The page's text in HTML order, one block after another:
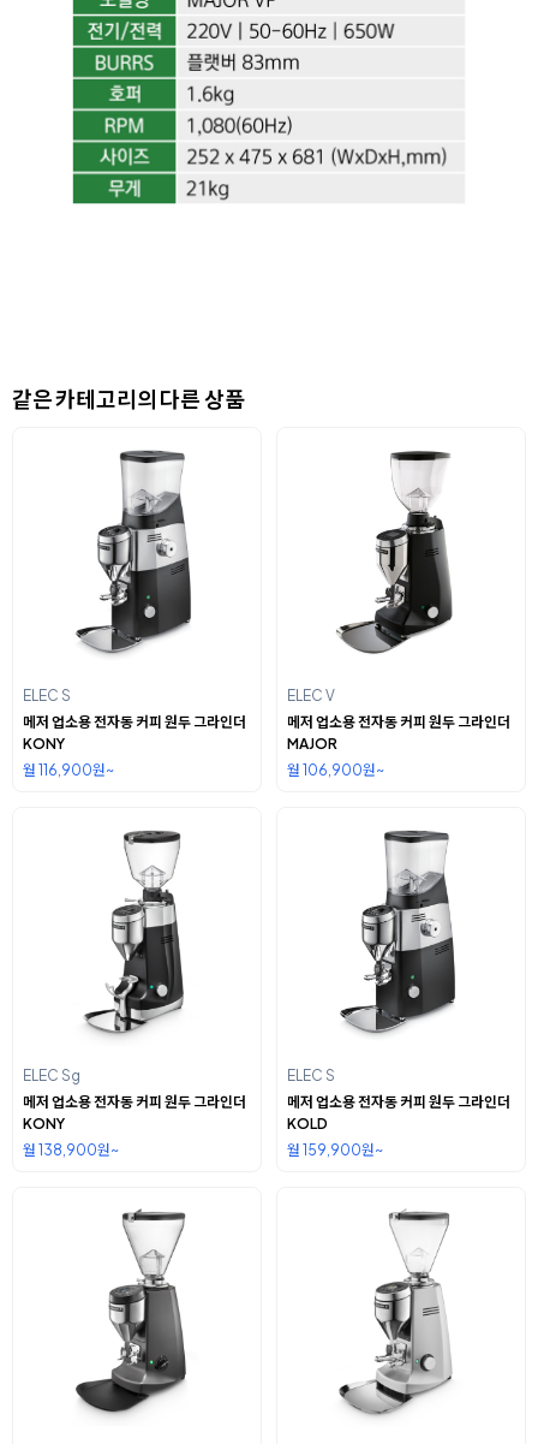
같은 카테고리의 다른 상품
ELEC S
메저 업소용 전자동 커피 원두 그라인더
KONY
월 116,900원~
ELEC V
메저 업소용 전자동 커피 원두 그라인더
MAJOR
월 106,900원~
ELEC Sg
메저 업소용 전자동 커피 원두 그라인더
KONY
월 138,900원~
ELEC S
메저 업소용 전자동 커피 원두 그라인더
KOLD
월 159,900원~